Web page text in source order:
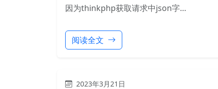
因为thinkphp获取请求中json字…
阅读全文
2023年3月21日